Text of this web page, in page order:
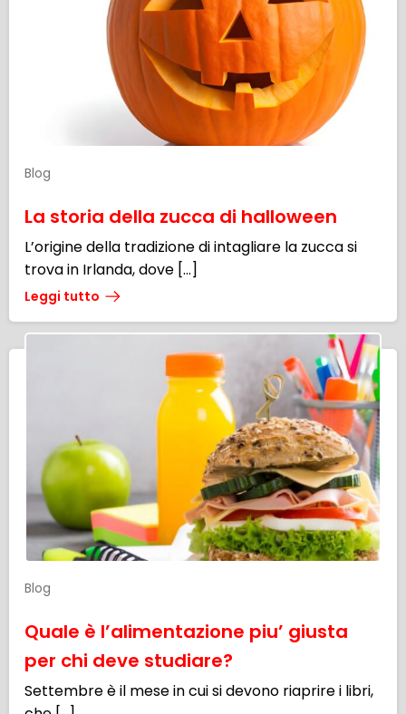
Blog
La storia della zucca di halloween
L’origine della tradizione di intagliare la zucca si
trova in Irlanda, dove […]
Leggi tutto
Blog
Quale è l’alimentazione piu’ giusta
per chi deve studiare?
Settembre è il mese in cui si devono riaprire i libri,